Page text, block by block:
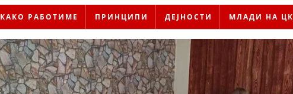
КАКО РАБОТИМЕ ПРИНЦИПИ ДЕЈНОСТИ МЛАДИ НА ЦК